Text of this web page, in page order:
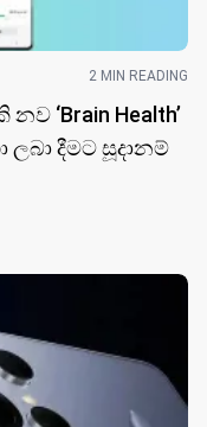
2 MIN READING
‘Brain Health’
ලබා දීමට සූදානම්